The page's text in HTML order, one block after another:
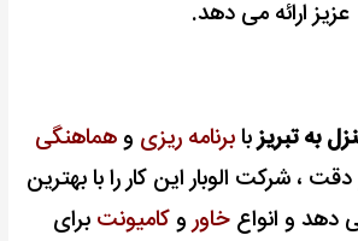
عزیز ارائه می دهد.
به تبریزبابرنامه ریزی وهماهنگی
، شرکت الوبار این کار را با بهترین
دهد و انواعخاوروکامیونت برای